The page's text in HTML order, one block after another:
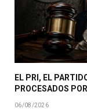
EL PRI, EL
PROCESADOS
06/08/2026